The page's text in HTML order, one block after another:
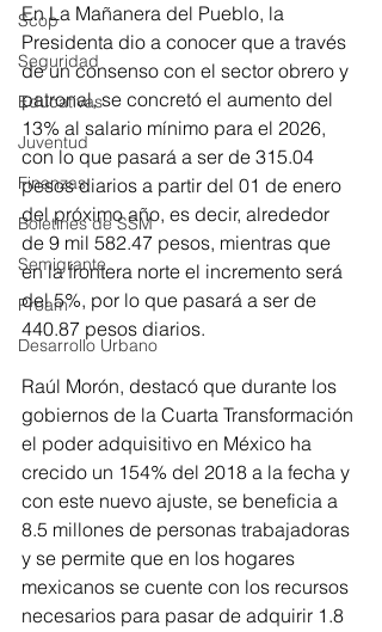
Scop
Seguridad
Educativas
Juventud
Finanzas
Boletines de SSM
Semigrante
Proam
Desarrollo Urbano
En La Mañanera del Pueblo, la
Presidenta dio a conocer que a través
de un consenso con el sector obrero y
patronal, se concretó el aumento del
13% al salario mínimo para el 2026,
con lo que pasará a ser de 315.04
pesos diarios a partir del 01 de enero
del próximo año, es decir, alrededor
de 9 mil 582.47 pesos, mientras que
en la frontera norte el incremento será
del 5%, por lo que pasará a ser de
440.87 pesos diarios.
Raúl Morón, destacó que durante los
gobiernos de la Cuarta Transformación
el poder adquisitivo en México ha
crecido un 154% del 2018 a la fecha y
con este nuevo ajuste, se beneficia a
8.5 millones de personas trabajadoras
y se permite que en los hogares
mexicanos se cuente con los recursos
necesarios para pasar de adquirir 1.8